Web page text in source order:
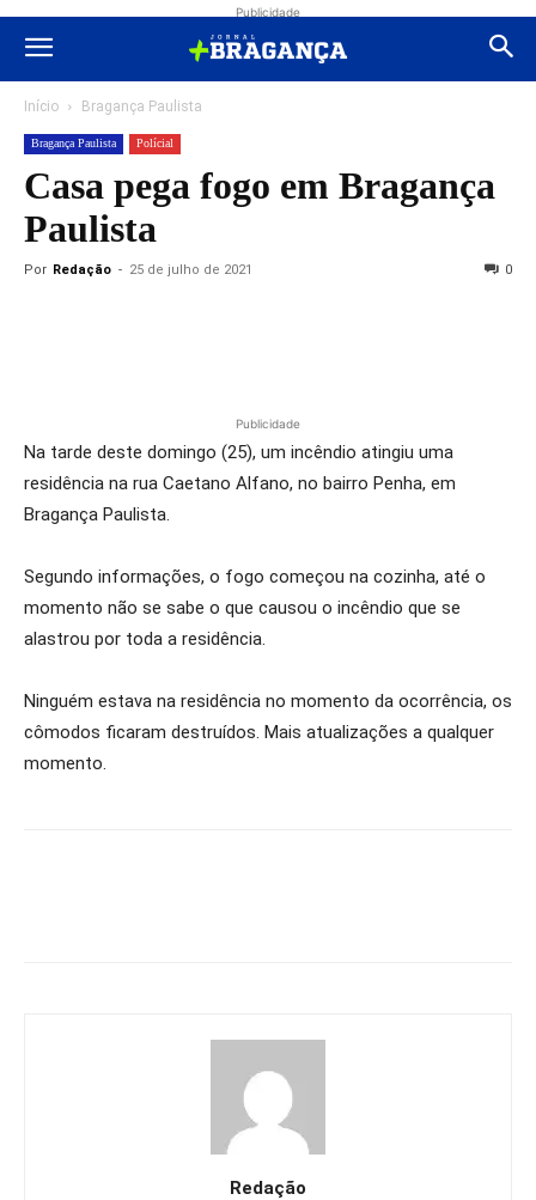
Publicidade
Início Bragança Paulista
Bragança Paulista Polícial
Casa pega fogo em Bragança
Paulista
Por Redação - 25 de julho de 2021 0
Publicidade
Na tarde deste domingo (25), um incêndio atingiu uma
residência na rua Caetano Alfano, no bairro Penha, em
Bragança Paulista.
Segundo informações, o fogo começou na cozinha, até o
momento não se sabe o que causou o incêndio que se
alastrou por toda a residência.
Ninguém estava na residência no momento da ocorrência, os
cômodos ficaram destruídos. Mais atualizações a qualquer
momento.
Redação